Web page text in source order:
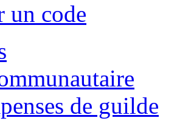
un code
de guilde